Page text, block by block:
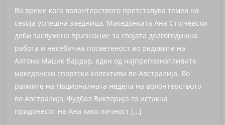
Во време кога волонтерството претставува темел на
секоја успешна заедница, Македонката Ана Стојчевски
доби заслужено признание за својата долгогодишна
работа и несебична посветеност во редовите на
Алтона Маџик Вардар, еден од најпрепознатливите
македонски спортски колективи во Австралија. Во
рамките на Националната недела на волонтерството
во Австралија, Фудбал Викторија го истакна
придонесот на Ана како личност […]